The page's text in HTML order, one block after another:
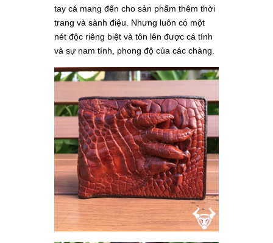
tay cá mang đến cho sản phẩm thêm thời
trang và sành điệu. Nhưng luôn có một
nét độc riêng biệt và tôn lên được cá tính
và sự nam tính, phong độ của các chàng.